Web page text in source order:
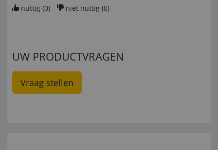
nuttig (0) niet nuttig (0)
UW PRODUCTVRAGEN
Vraag stellen